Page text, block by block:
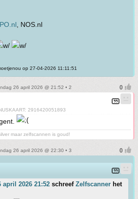
, NOS.nl
op 27-04-2026 11:11:51
26 april 2026 @ 21:52 • 2
2916420051893
maar zelfscannen is goud!
26 april 2026 @ 22:30 • 3
april 2026 21:52 schreef Zelfscanner het